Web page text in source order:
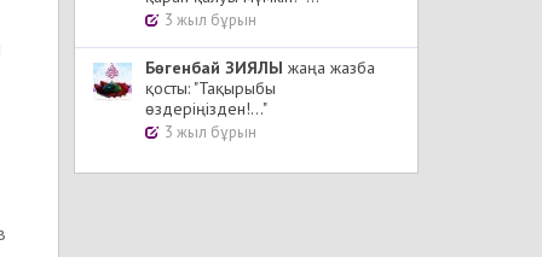
3 жыл бұрын
Бөгенбай ЗИЯЛЫ жаңа жазба
қосты: "Тақырыбы
өздеріңізден!..."
3 жыл бұрын